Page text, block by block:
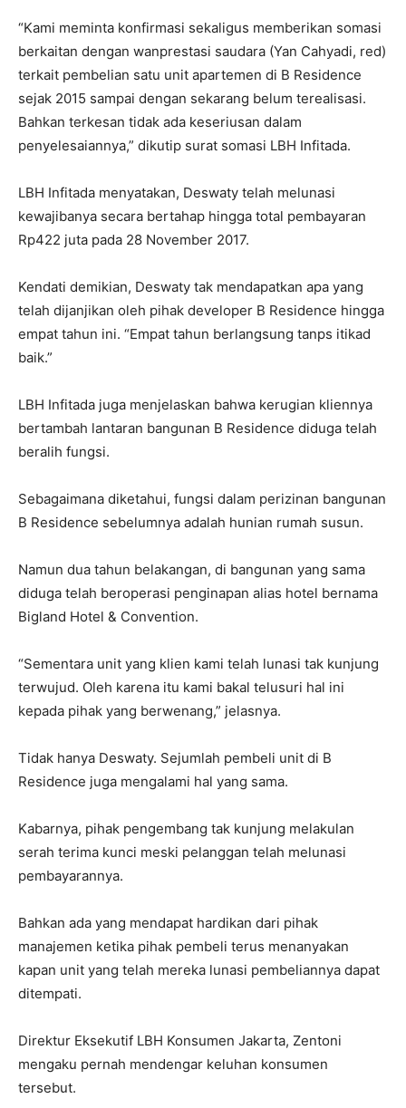
“Kami meminta konfirmasi sekaligus memberikan somasi
berkaitan dengan wanprestasi saudara (Yan Cahyadi, red)
terkait pembelian satu unit apartemen di B Residence
sejak 2015 sampai dengan sekarang belum terealisasi.
Bahkan terkesan tidak ada keseriusan dalam
penyelesaiannya,” dikutip surat somasi LBH Infitada.
LBH Infitada menyatakan, Deswaty telah melunasi
kewajibanya secara bertahap hingga total pembayaran
Rp422 juta pada 28 November 2017.
Kendati demikian, Deswaty tak mendapatkan apa yang
telah dijanjikan oleh pihak developer B Residence hingga
empat tahun ini. “Empat tahun berlangsung tanps itikad
baik.”
LBH Infitada juga menjelaskan bahwa kerugian kliennya
bertambah lantaran bangunan B Residence diduga telah
beralih fungsi.
Sebagaimana diketahui, fungsi dalam perizinan bangunan
B Residence sebelumnya adalah hunian rumah susun.
Namun dua tahun belakangan, di bangunan yang sama
diduga telah beroperasi penginapan alias hotel bernama
Bigland Hotel & Convention.
“Sementara unit yang klien kami telah lunasi tak kunjung
terwujud. Oleh karena itu kami bakal telusuri hal ini
kepada pihak yang berwenang,” jelasnya.
Tidak hanya Deswaty. Sejumlah pembeli unit di B
Residence juga mengalami hal yang sama.
Kabarnya, pihak pengembang tak kunjung melakulan
serah terima kunci meski pelanggan telah melunasi
pembayarannya.
Bahkan ada yang mendapat hardikan dari pihak
manajemen ketika pihak pembeli terus menanyakan
kapan unit yang telah mereka lunasi pembeliannya dapat
ditempati.
Direktur Eksekutif LBH Konsumen Jakarta, Zentoni
mengaku pernah mendengar keluhan konsumen
tersebut.